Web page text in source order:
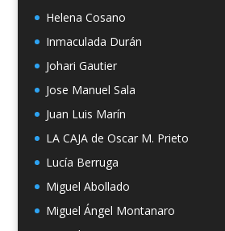
Helena Cosano
Inmaculada Durán
Johari Gautier
Jose Manuel Sala
Juan Luis Marín
LA CAJA de Oscar M. Prieto
Lucía Berruga
Miguel Abollado
Miguel Ángel Montanaro